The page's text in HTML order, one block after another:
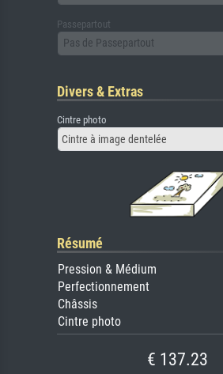
Passepartout
Pas de Passepartout
Divers & Extras
Cintre photo
Cintre à image dentelée
Résumé
Pression & Médium
Perfectionnement
Châssis
Cintre photo
€ 137.23